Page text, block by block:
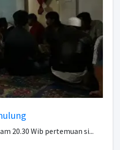
20.30 Wib pertemuan si...